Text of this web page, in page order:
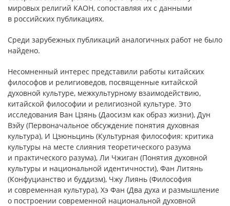
мировых религий КАОН, сопоставляя их с данными
в российских публикациях.
Среди зарубежных публикаций аналогичных работ не было
найдено.
Несомненный интерес представили работы китайских
философов и религиоведов, посвященные китайской
духовной культуре, межкультурному взаимодействию,
китайской философии и религиозной культуре. Это
исследования Ван Цзянь (Даосизм как образ жизни), Дун
Вэйу (Первоначальное обсуждение понятия духовная
культура), И Цзюньцинь (Культурная философия: критика
культуры на месте слияния теоретического разума
и практического разума), Ли Чжиган (Понятия духовной
культуры и национальной идентичности), Фан Литянь
(Конфуцианство и буддизм), Чжу Лиянь (Философия
и современная культура), Хэ Фан (Два духа и размышление
о построении современной национальной духовной